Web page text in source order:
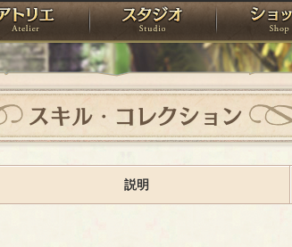
ト アトリエ スタジオ
スキル・コレクション
説明